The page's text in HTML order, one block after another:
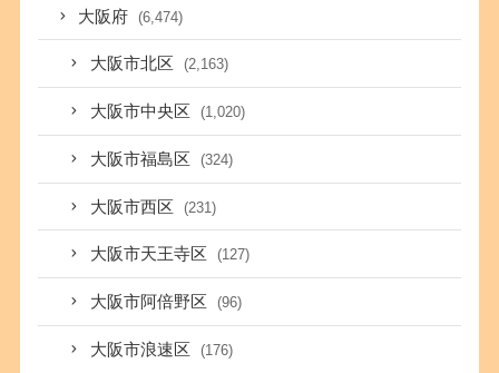
大阪府 (6,474)
大阪市北区 (2,163)
大阪市中央区 (1,020)
大阪市福島区 (324)
大阪市西区 (231)
大阪市天王寺区 (127)
大阪市阿倍野区 (96)
大阪市浪速区 (176)